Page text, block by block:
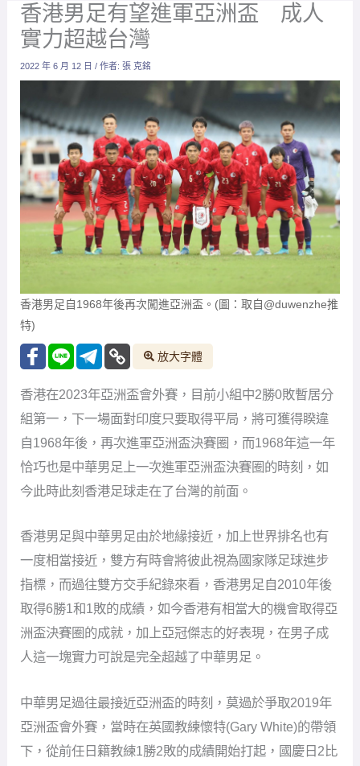
香港男足有望進軍亞洲盃 成人
實力超越台灣
2022 年 6 月 12 日/ 作者:張 克銘
香港男足自1968年後再次闖進亞洲盃。(圖：取自@duwenzhe推
特)
放大字體
香港在2023年亞洲盃會外賽，目前小組中2勝0敗暫居分
組第一，下一場面對印度只要取得平局，將可獲得睽違
自1968年後，再次進軍亞洲盃決賽圈，而1968年這一年
恰巧也是中華男足上一次進軍亞洲盃決賽圈的時刻，如
今此時此刻香港足球走在了台灣的前面。
香港男足與中華男足由於地緣接近，加上世界排名也有
一度相當接近，雙方有時會將彼此視為國家隊足球進步
指標，而過往雙方交手紀錄來看，香港男足自2010年後
取得6勝1和1敗的成績，如今香港有相當大的機會取得亞
洲盃決賽圈的成就，加上亞冠傑志的好表現，在男子成
人這一塊實力可說是完全超越了中華男足。
中華男足過往最接近亞洲盃的時刻，莫過於爭取2019年
亞洲盃會外賽，當時在英國教練懷特(Gary White)的帶領
下，從前任日籍教練1勝2敗的成績開始打起，國慶日2比